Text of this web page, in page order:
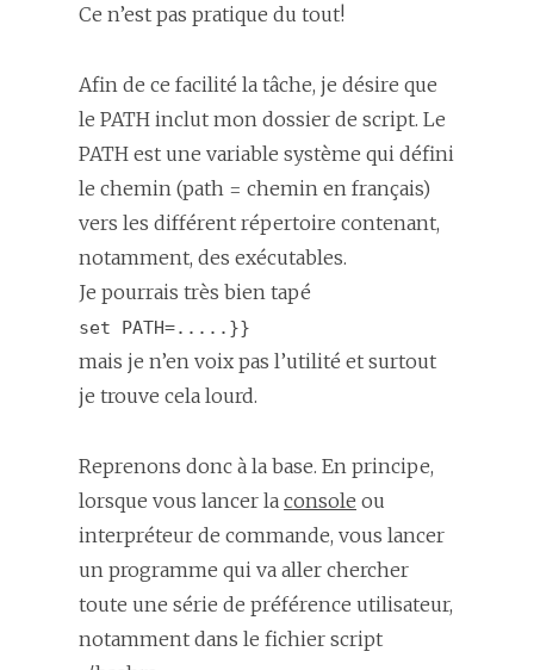
Ce n’est pas pratique du tout!
Afin de ce facilité la tâche, je désire que
le PATH inclut mon dossier de script. Le
PATH est une variable système qui défini
le chemin (path = chemin en français)
vers les différent répertoire contenant,
notamment, des exécutables.
Je pourrais très bien tapé
set PATH=.....}}
mais je n’en voix pas l’utilité et surtout
je trouve cela lourd.
Reprenons donc à la base. En principe,
lorsque vous lancer la console ou
interpréteur de commande, vous lancer
un programme qui va aller chercher
toute une série de préférence utilisateur,
notamment dans le fichier script